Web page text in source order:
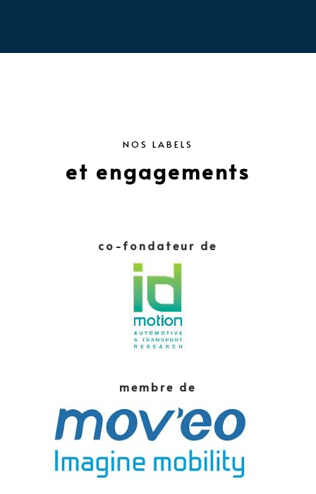
NOS LABELS
et engagements
co-fondateur de
membre de